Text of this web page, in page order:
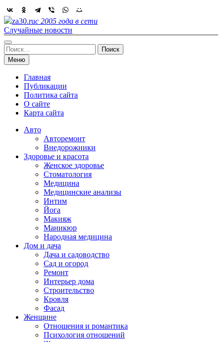
Skip
to
content
za30.ruс 2005 года в сети
Случайные новости
Найти:
Меню
Главная
Публикации
Политика сайта
О сайте
Карта сайта
Авто
Авторемонт
Внедорожники
Здоровье и красота
Женское здоровье
Стоматология
Медицина
Медицинские анализы
Интим
Йога
Макияж
Маникюр
Народная медицина
Дом и дача
Дача и садоводство
Сад и огород
Ремонт
Интерьер дома
Строительство
Кровля
Фасад
Женщине
Отношения и романтика
Психология отношений